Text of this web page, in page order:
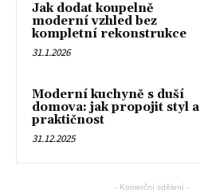
Jak dodat koupelně
moderní vzhled bez
kompletní rekonstrukce
31.1.2026
Moderní kuchyně s duší
domova: jak propojit styl a
praktičnost
31.12.2025
- Komerční sdělení -